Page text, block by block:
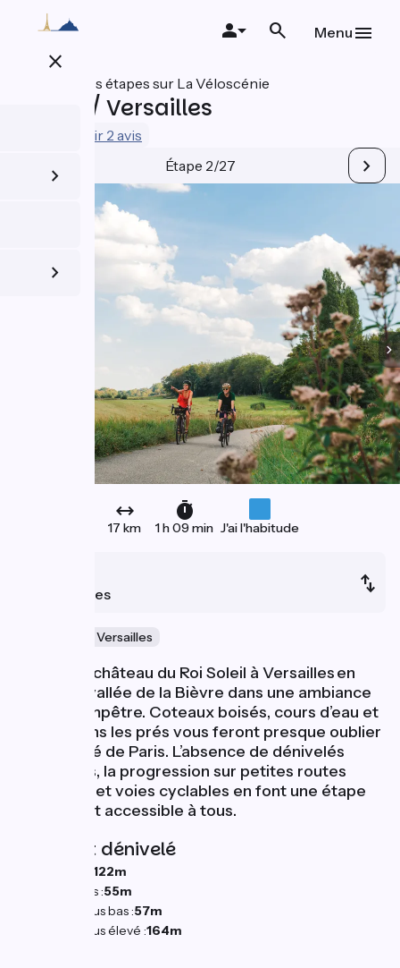
principal
close
Menu
Toutes les étapes sur La Véloscénie
Massy / Versailles
Voir 2 avis
Étape 2/27
17 km 1 h 09 min J'ai l'habitude
Versailles
Variante par Versailles
Cap sur le château du Roi Soleil à Versailles en
suivant la vallée de la Bièvre dans une ambiance
quasi-champêtre. Coteaux boisés, cours d’eau et
vaches dans les prés vous feront presque oublier
la proximité de Paris. L’absence de dénivelés
importants, la progression sur petites routes
partagées et voies cyclables en font une étape
agréable et accessible à tous.
Pentes et dénivelé
122m
Descentes :55m
Point le plus bas :57m
Point le plus élevé :164m